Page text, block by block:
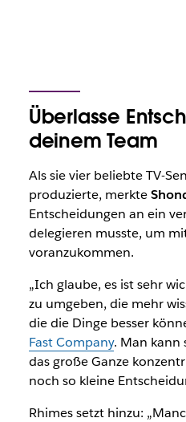
Überlasse
deinem Team
Als sie vier beliebte TV-
produzierte, merkte
Entscheidungen an ein
delegieren musste, um
voranzukommen.
„Ich glaube, es ist sehr
zu umgeben, die mehr
die die Dinge besser
Fast Company. Man kann
das große Ganze
noch so kleine
Rhimes setzt hinzu: